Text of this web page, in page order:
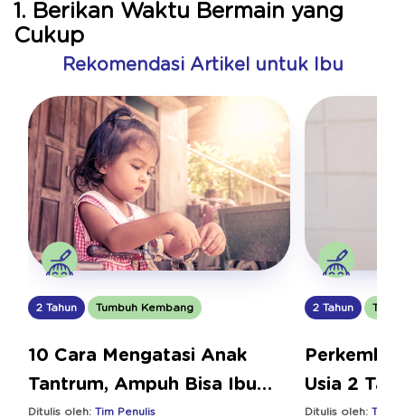
1. Berikan Waktu Bermain yang
Cukup
Rekomendasi Artikel untuk Ibu
2 Tahun Tumbuh Kembang
10 Cara Mengatasi Anak
Tantrum, Ampuh Bisa Ibu
Coba!
Ditulis oleh: Tim Penulis
2 Tahun
Usia 2
Ditulis oleh: Tim